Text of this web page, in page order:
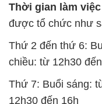
Thời gian làm việc
được tổ chức như
Thứ 2 đến thứ 6:
chiều: từ 12h30
Thứ 7: Buổi sáng:
12h30 đến 16h